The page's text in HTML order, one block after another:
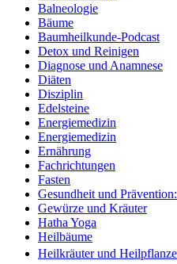
Balneologie
Bäume
Baumheilkunde-Podcast
Detox und Reinigen
Diagnose und Anamnese
Diäten
Disziplin
Edelsteine
Energiemedizin
Energiemedizin
Ernährung
Fachrichtungen
Fasten
Gesundheit und
Gewürze und Kräuter
Hatha Yoga
Heilbäume
Heilkräuter und